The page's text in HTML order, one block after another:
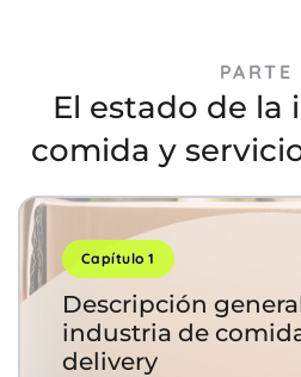
PARTE
El estado de la
comida y
Capítulo 1
Descripción
industria de
delivery